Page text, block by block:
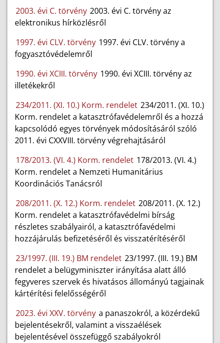
2003. évi C. törvény 2003. évi C. törvény az
elektronikus hírközlésről
1997. évi CLV. törvény 1997. évi CLV. törvény a
fogyasztóvédelemről
1990. évi XCIII. törvény 1990. évi XCIII. törvény az
illetékekről
234/2011. (XI. 10.) Korm. rendelet 234/2011. (XI. 10.)
Korm. rendelet a katasztrófavédelemről és a hozzá
kapcsolódó egyes törvények módosításáról szóló
2011. évi CXXVIII. törvény végrehajtásáról
178/2013. (VI. 4.) Korm. rendelet 178/2013. (VI. 4.)
Korm. rendelet a Nemzeti Humanitárius
Koordinációs Tanácsról
208/2011. (X. 12.) Korm. rendelet 208/2011. (X. 12.)
Korm. rendelet a katasztrófavédelmi bírság
részletes szabályairól, a katasztrófavédelmi
hozzájárulás befizetéséről és visszatérítéséről
23/1997. (III. 19.) BM rendelet 23/1997. (III. 19.) BM
rendelet a belügyminiszter irányítása alatt álló
fegyveres szervek és hivatásos állományú tagjainak
kártérítési felelősségéről
2023. évi XXV. törvény a panaszokról, a közérdekű
bejelentésekről, valamint a visszaélések
bejelentésével összefüggő szabályokról